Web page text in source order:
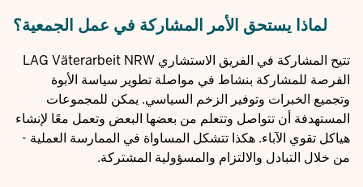
لماذا يستحق الأمر المشاركة في عمل الجمعية؟
تتيح المشاركة في الفريق الاستشاري LAG Väterarbeit NRW
الفرصة للمشاركة بنشاط في مواصلة تطوير سياسة الأبوة
وتجميع الخبرات وتوفير الزخم السياسي. يمكن للمجموعات
المستهدفة أن تتواصل وتتعلم من بعضها البعض وتعمل معًا لإنشاء
هياكل تقوي الآباء. هكذا تتشكل المساواة في الممارسة العملية -
من خلال التبادل والالتزام والمسؤولية المشتركة.